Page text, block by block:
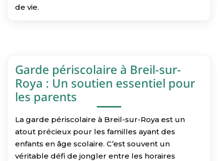
de vie.
Garde périscolaire à Breil-sur-
Roya : Un soutien essentiel pour
les parents
La garde périscolaire à Breil-sur-Roya est un
atout précieux pour les familles ayant des
enfants en âge scolaire. C’est souvent un
véritable défi de jongler entre les horaires